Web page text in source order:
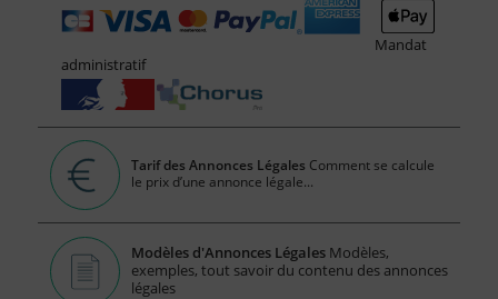
Mandat
administratif
Tarif des Annonces Légales Comment se calcule
le prix d’une annonce légale...
Modèles d'Annonces Légales Modèles,
exemples, tout savoir du contenu des annonces
légales